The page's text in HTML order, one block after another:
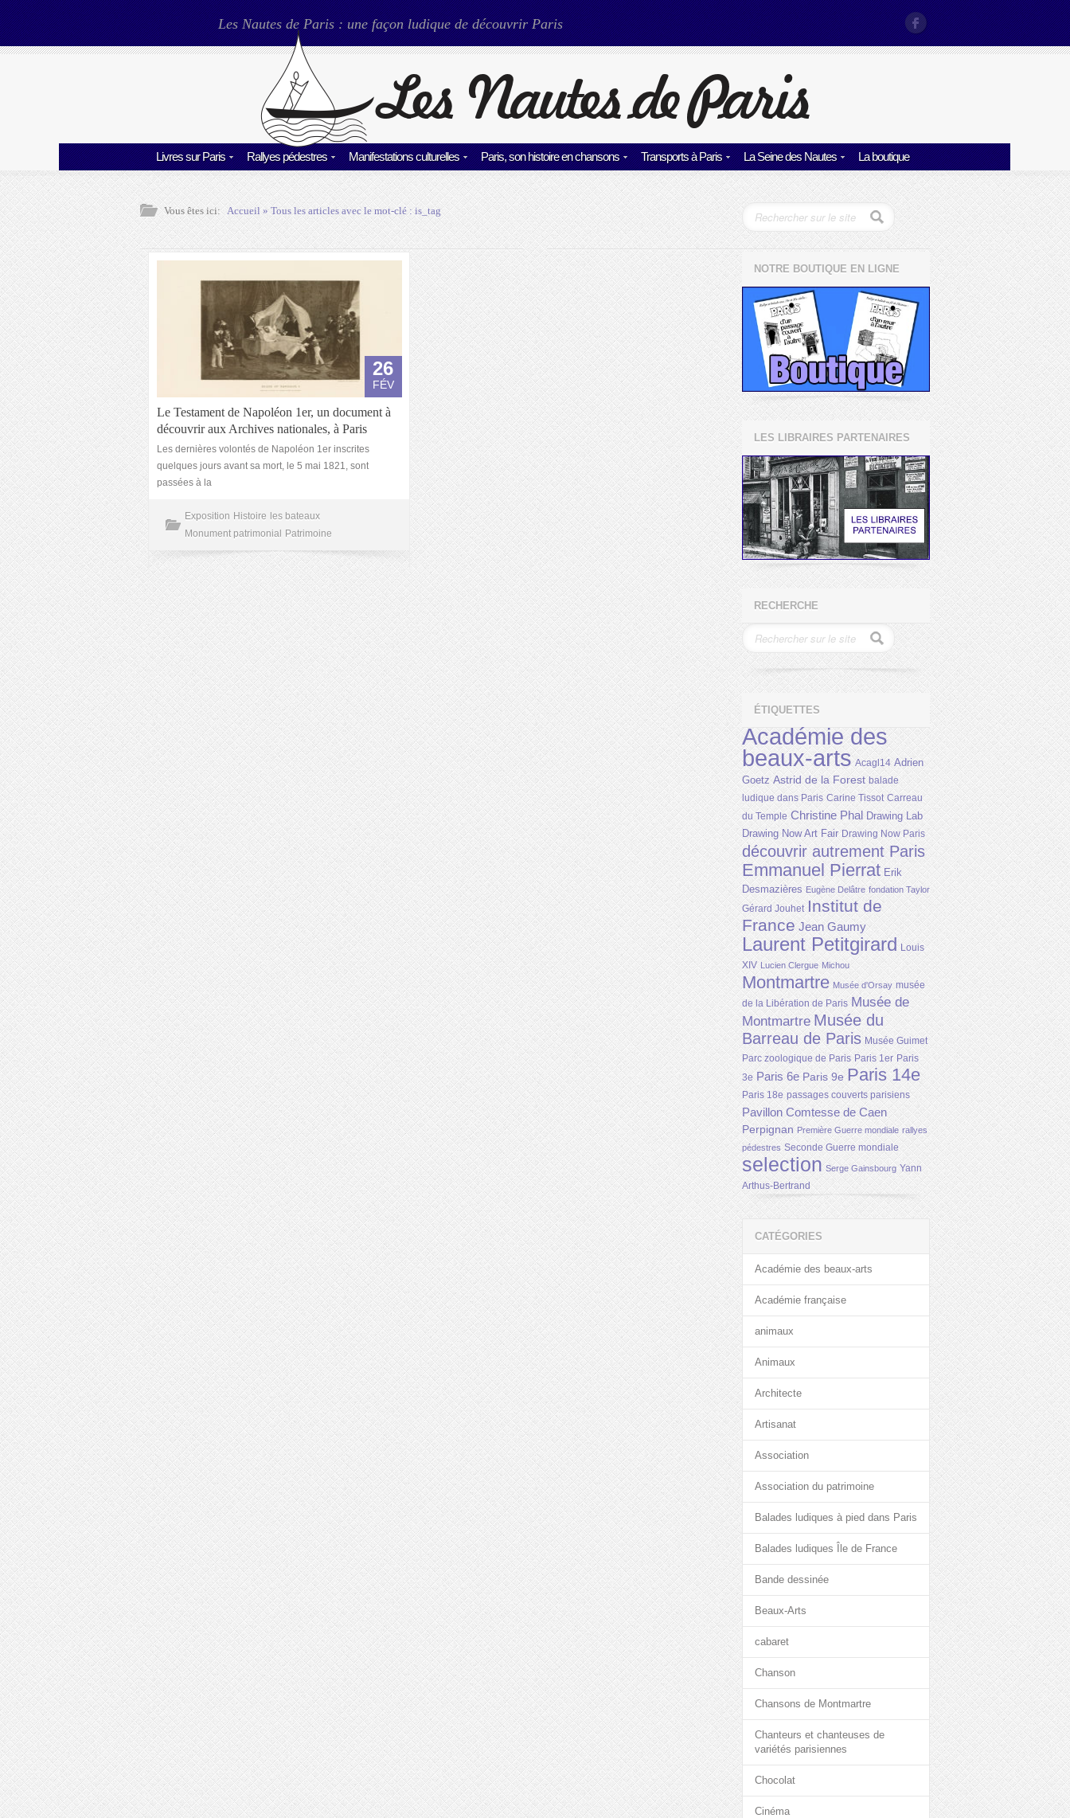
Les Nautes de Paris : une façon ludique de découvrir Paris
Livres sur Paris Rallyes pédestres Manifestations culturelles Paris, son histoire en chansons Transports à Paris La Seine des Nautes La boutique
Vous êtes ici: Accueil» Tous les articles avec le mot-clé :is_tag
26
FÉV
Le Testament de Napoléon 1er, un document à
découvrir aux Archives nationales, à Paris
Les dernières volontés de Napoléon 1er inscrites
quelques jours avant sa mort, le 5 mai 1821, sont
passées à la
Exposition Histoire les bateaux
Monument patrimonial
Patrimoine
NOTRE BOUTIQUE EN LIGNE
LES LIBRAIRES PARTENAIRES
RECHERCHE
ÉTIQUETTES
Académie des
beaux-arts Acagl14 Adrien
Goetz Astrid de la Forest balade
ludique dans Paris Carine Tissot Carreau
du Temple Christine Phal Drawing Lab
Drawing Now Art Fair Drawing Now Paris
découvrir autrement Paris
Emmanuel Pierrat Erik
Desmazières Eugène Delâtre fondation Taylor
Gérard Jouhet Institut de
France Jean Gaumy
Laurent Petitgirard Louis
XIV Lucien Clergue Michou
Montmartre Musée d'Orsay musée
de la Libération de Paris Musée de
Montmartre Musée du
Barreau de Paris Musée Guimet
Parc zoologique de Paris Paris 1er Paris
3e Paris 6e Paris 9e Paris 14e
Paris 18e passages couverts parisiens
Pavillon Comtesse de Caen
Perpignan Première Guerre mondiale rallyes
pédestres Seconde Guerre mondiale
selection Serge Gainsbourg Yann
Arthus-Bertrand
CATÉGORIES
Académie des beaux-arts
Académie française
animaux
Animaux
Architecte
Artisanat
Association
Association du patrimoine
Balades ludiques à pied dans Paris
Balades ludiques Île de France
Bande dessinée
Beaux-Arts
cabaret
Chanson
Chansons de Montmartre
Chanteurs et chanteuses de
variétés parisiennes
Chocolat
Cinéma